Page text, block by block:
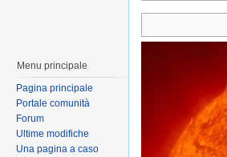
Menu principale
Pagina principale
Portale comunità
Forum
Ultime modifiche
Una pagina a caso